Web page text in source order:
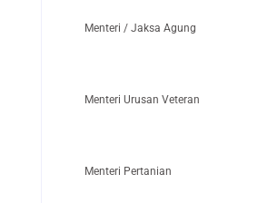
Menteri / Jaksa Agung
Menteri Urusan Veteran
Menteri Pertanian